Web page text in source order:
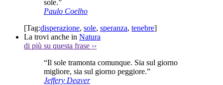
sole.”
Paulo Coelho
[Tag:disperazione, sole, speranza, tenebre]
La trovi anche in Natura
di più su questa frase ››
“Il sole tramonta comunque. Sia sul giorno
migliore, sia sul giorno peggiore.”
Jeffery Deaver